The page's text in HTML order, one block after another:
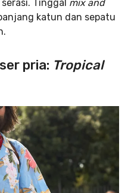
Tinggal mix and
katun dan sepatu
pria: Tropical